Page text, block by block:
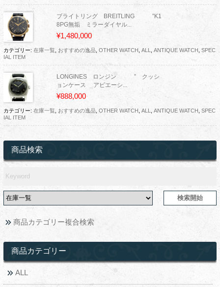
ブライトリング BREITLING ”K1
8PG無垢 ミラーダイヤル...
¥1,480,000
カテゴリー: 在庫一覧, おすすめの逸品, OTHER WATCH ALL ANTIQUE WATCH SPEC
IAL ITEM
LONGINES ロンジン ” クッシ
ョンケース アビエーシ...
¥888,000
カテゴリー: 在庫一覧, おすすめの逸品, OTHER WATCH ALL ANTIQUE WATCH SPEC
IAL ITEM
商品検索
商品カテゴリー複合検索
商品カテゴリー
ALL